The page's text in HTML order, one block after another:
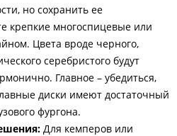
но сохранить ее
крепкие многоспицевые или
Цвета вроде черного,
серебристого будут
Главное – убедиться,
диски имеют достаточный
фургона.
Для кемперов или